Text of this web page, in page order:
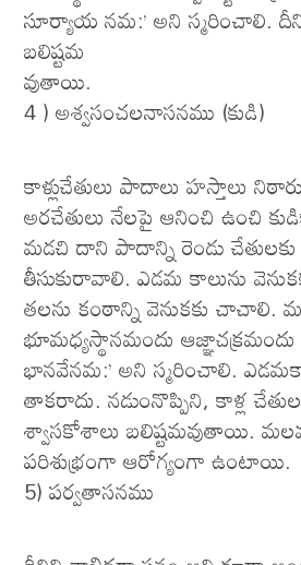
సూర్యాయ నమ:’ అని స్మరించాలి. దీని
బలిష్టమ
వుతాయి.
4 ) అశ్వసంచలనాసనము (కుడి)
కాళ్లుచేతులు పాదాలు హస్తాలు
అరచేతులు నేలపై ఆనించి ఉంచి
మడచి దాని పాదాన్ని రెండు చేతులకు
తీసుకురావాలి. ఎడమ కాలును
తలను కంఠాన్ని వెనుకకు చాచాలి.
భూమధ్యస్థానమందు
భానవేనమ:’ అని స్మరించాలి.
తాకరాదు. నడుంనొప్పిని, కాళ్ల
శ్వాసకోశాలు బలిష్టమవుతాయి.
పరిశుభ్రంగా ఆరోగ్యంగా ఉంటాయి.
5) పర్వతాసనము